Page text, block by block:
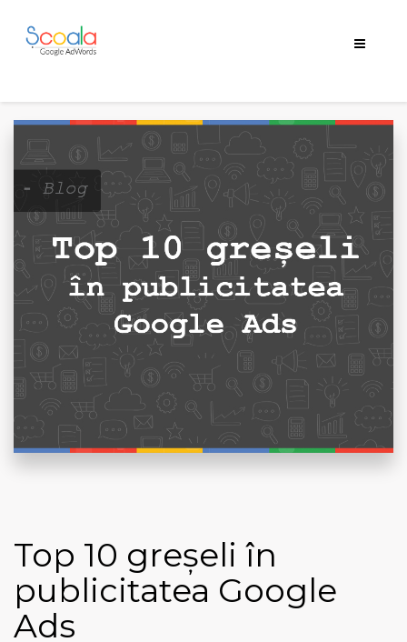
Top 10 greșeli în
publicitatea Google
Ads